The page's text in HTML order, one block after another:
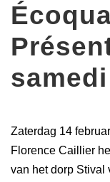
Zaterdag 14
Florence Caillier
van het dorp Stival